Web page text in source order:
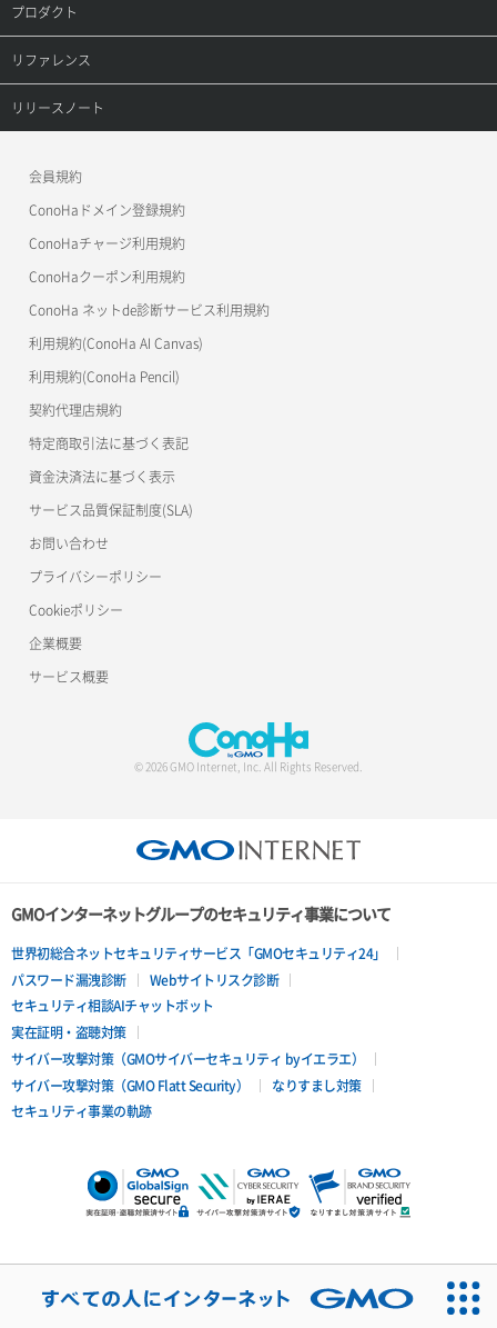
ネットワーク一覧取得
ネットワーク作成（ローカルネットワーク用）
ネットワーク削除（ローカルネットワーク用）
ネットワーク詳細取得
ポート一覧取得
ポート作成（ローカルネットワーク用）
ポート作成（追加IP用）
ポート削除
ポート詳細取得
メンバー更新
メンバー詳細取得
メンバー追加
リスナー作成
リスナー削除
リスナー更新
リスナー詳細取得
ロードバランサー一覧取得
ロードバランサー削除
ロードバランサー更新
ロードバランサー詳細取得
ロードバランサー追加
オブジェクト詳細取得
コンテナ一覧取得
コンテナ作成
コンテナ削除
ラージオブジェクトアップロード(DLO)
一時的Web公開
レコード詳細取得
プロダクト
プロダクトトップ
ConoHa VPS(Ver.3.0)
ConoHa for GAME
リファレンス
リファレンストップ
OpenStack CLI
Terraform
s3cmd
公開API(ConoHa VPS Ver.2.0)
リリースノート
会員規約
ConoHaドメイン登録規約
ConoHaチャージ利用規約
ConoHaクーポン利用規約
ConoHa ネットde診断サービス利用規約
利用規約(ConoHa AI Canvas)
利用規約(ConoHa Pencil)
契約代理店規約
特定商取引法に基づく表記
資金決済法に基づく表示
サービス品質保証制度(SLA)
お問い合わせ
プライバシーポリシー
Cookieポリシー
企業概要
サービス概要
© 2026 GMO Internet, Inc. All Rights Reserved.
GMOインターネットグループのセキュリティ事業について
世界初総合ネットセキュリティサービス「GMOセキュリティ24」
パスワード漏洩診断
Webサイトリスク診断
セキュリティ相談AIチャットボット
実在証明・盗聴対策
サイバー攻撃対策（GMOサイバーセキュリティ byイエラエ）
サイバー攻撃対策（GMO Flatt Security）
なりすまし対策
セキュリティ事業の軌跡